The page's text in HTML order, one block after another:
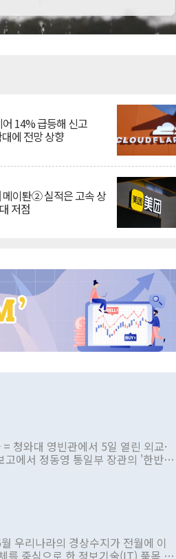
14% 급등해 신고
에 전망 상향
메이퇀② 실적은 고속 상
저점
청와대 영빈관에서 5일 열린 외교·
에서 정동영 통일부 장관의 '한반도
사안을 정책으로 추진하겠다고 공
라는 비판을 내놨다. 그동안 정 장
적은 여러 번 있지만 대통령과 유
을 표명한 것은 이례적이다. 정 장
우리나라의 경상수지가 전월에 이